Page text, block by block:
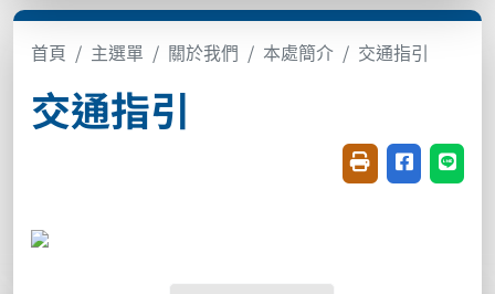
首頁 主選單 關於我們 本處簡介 交通指引
交通指引
友善列印(開新視
分享至臉書
分享